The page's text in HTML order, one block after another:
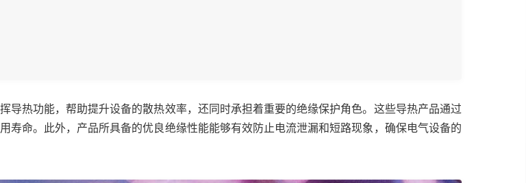
导热功能，帮助提升设备的散热效率，还同时承担着重要的绝缘保护角色。这些导热产品通过
寿命。此外，产品所具备的优良绝缘性能能够有效防止电流泄漏和短路现象，确保电气设备的